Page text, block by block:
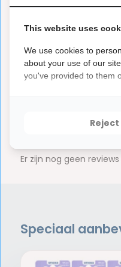
Let op
Hygiëneartikelen
hebben ook een
Er zijn nog geen
Speciaal
This website uses
We use cookies to
about your use of our
you've provided to them